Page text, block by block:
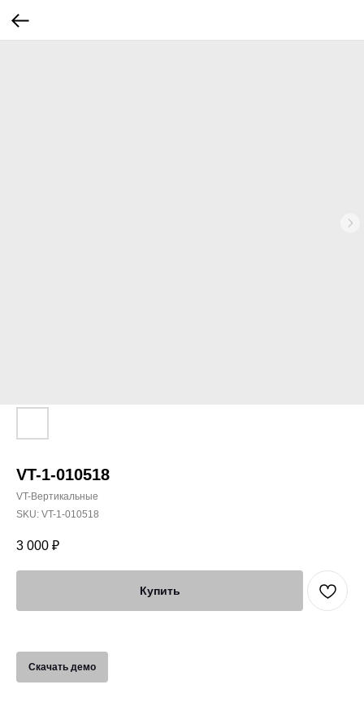
VT-1-010518
VT-Вертикальные
SKU: VT-1-010518
3 000 ₽
Купить
Скачать демо